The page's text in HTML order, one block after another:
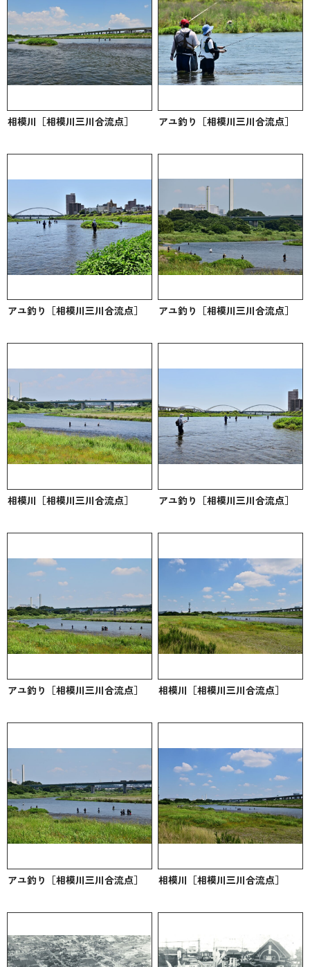
相模川［相模川三川合流点］ アユ釣り［相模川三川合流点］
アユ釣り［相模川三川合流点］ アユ釣り［相模川三川合流点］
相模川［相模川三川合流点］ アユ釣り［相模川三川合流点］
アユ釣り［相模川三川合流点］ 相模川［相模川三川合流点］
アユ釣り［相模川三川合流点］ 相模川［相模川三川合流点］